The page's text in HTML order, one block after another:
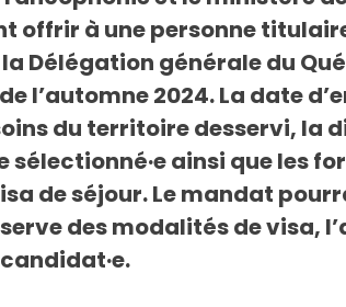
offrir à une personne
Délégation générale du
l’automne 2024. La date
du territoire desservi, la
sélectionné·e ainsi que les
de séjour. Le mandat
des modalités de visa,